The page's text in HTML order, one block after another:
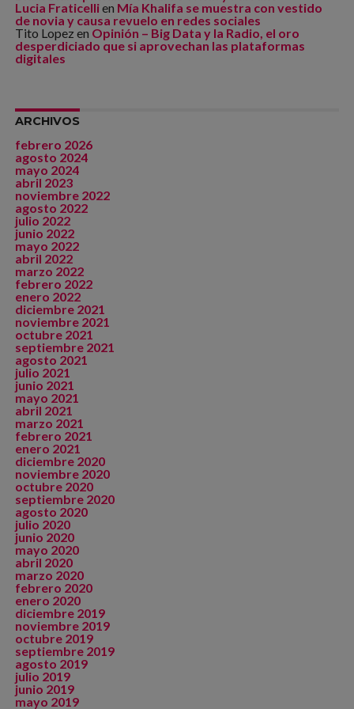
Lucia Fraticellien Mía Khalifa se muestra con vestido
de novia y causa revuelo en redes sociales
Tito Lopez en Opinión – Big Data y la Radio, el oro
desperdiciado que si aprovechan las plataformas
digitales
ARCHIVOS
febrero 2026
agosto 2024
mayo 2024
abril 2023
noviembre 2022
agosto 2022
julio 2022
junio 2022
mayo 2022
abril 2022
marzo 2022
febrero 2022
enero 2022
diciembre 2021
noviembre 2021
octubre 2021
septiembre 2021
agosto 2021
julio 2021
junio 2021
mayo 2021
abril 2021
marzo 2021
febrero 2021
enero 2021
diciembre 2020
noviembre 2020
octubre 2020
septiembre 2020
agosto 2020
julio 2020
junio 2020
mayo 2020
abril 2020
marzo 2020
febrero 2020
enero 2020
diciembre 2019
noviembre 2019
octubre 2019
septiembre 2019
agosto 2019
julio 2019
junio 2019
mayo 2019